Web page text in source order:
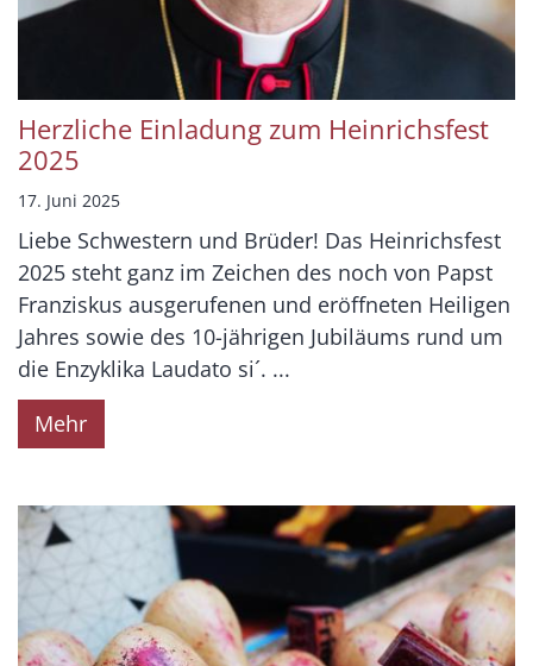
Herzliche Einladung zum Heinrichsfest
2025
17. Juni 2025
Liebe Schwestern und Brüder! Das Heinrichsfest
2025 steht ganz im Zeichen des noch von Papst
Franziskus ausgerufenen und eröffneten Heiligen
Jahres sowie des 10-jährigen Jubiläums rund um
die Enzyklika Laudato si´. ...
Mehr